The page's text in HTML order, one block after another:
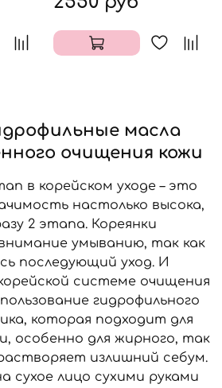
масла
очищения кожи
в корейском уходе – это
настолько высока,
2 этапа. Кореянки
умыванию, так как
последующий уход. И
системе очищения
гидрофильного
которая подходит для
особенно для жирного, так
излишний себум.
сухое лицо сухими руками